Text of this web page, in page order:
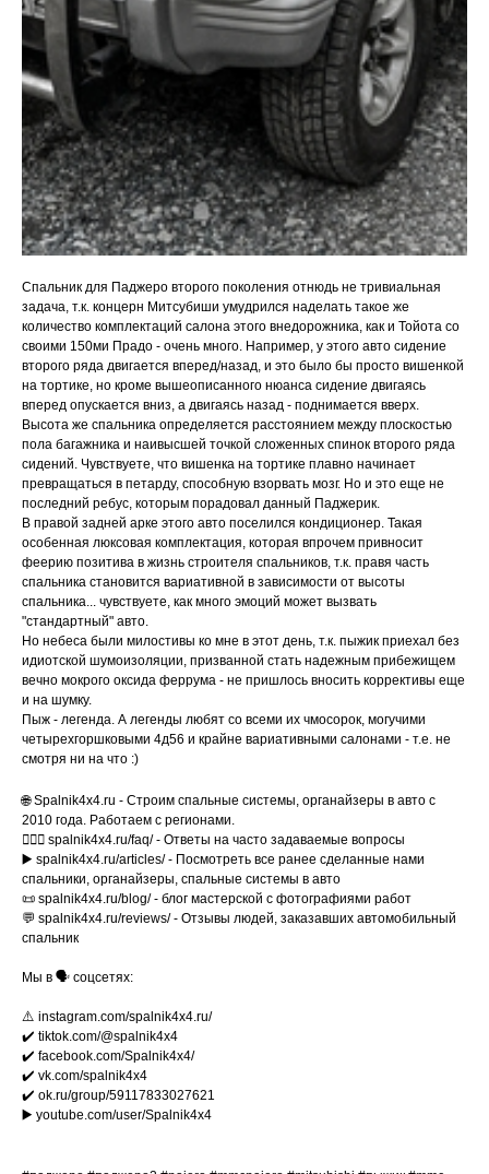
Спальник для Паджеро второго поколения отнюдь не тривиальная
задача, т.к. концерн Митсубиши умудрился наделать такое же
количество комплектаций салона этого внедорожника, как и Тойота со
своими 150ми Прадо - очень много. Например, у этого авто сидение
второго ряда двигается вперед/назад, и это было бы просто вишенкой
на тортике, но кроме вышеописанного нюанса сидение двигаясь
вперед опускается вниз, а двигаясь назад - поднимается вверх.
Высота же спальника определяется расстоянием между плоскостью
пола багажника и наивысшей точкой сложенных спинок второго ряда
сидений. Чувствуете, что вишенка на тортике плавно начинает
превращаться в петарду, способную взорвать мозг. Но и это еще не
последний ребус, которым порадовал данный Паджерик.
В правой задней арке этого авто поселился кондиционер. Такая
особенная люксовая комплектация, которая впрочем привносит
феерию позитива в жизнь строителя спальников, т.к. правя часть
спальника становится вариативной в зависимости от высоты
спальника... чувствуете, как много эмоций может вызвать
"стандартный" авто.
Но небеса были милостивы ко мне в этот день, т.к. пыжик приехал без
идиотской шумоизоляции, призванной стать надежным прибежищем
вечно мокрого оксида феррума - не пришлось вносить коррективы еще
и на шумку.
Пыж - легенда. А легенды любят со всеми их чмосорок, могучими
четырехгоршковыми 4д56 и крайне вариативными салонами - т.е. не
смотря ни на что :)
🌐 Spalnik4x4.ru - Строим спальные системы, органайзеры в авто с
2010 года. Работаем с регионами.
🙋🏿‍♂️ spalnik4x4.ru/faq/ - Ответы на часто задаваемые вопросы
▶️ spalnik4x4.ru/articles/ - Посмотреть все ранее сделанные нами
спальники, органайзеры, спальные системы в авто
📜 spalnik4x4.ru/blog/ - блог мастерской с фотографиями работ
💬 spalnik4x4.ru/reviews/ - Отзывы людей, заказавших автомобильный
спальник
Мы в 🗣️ соцсетях:
⚠️ instagram.com/spalnik4x4.ru/
✔️ tiktok.com/@spalnik4x4
✔️ facebook.com/Spalnik4x4/
✔️ vk.com/spalnik4x4
✔️ ok.ru/group/59117833027621
▶️ youtube.com/user/Spalnik4x4